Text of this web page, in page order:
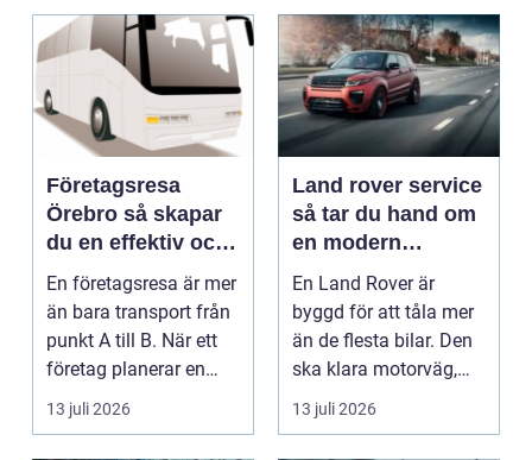
Företagsresa
Örebro så skapar
du en effektiv och
minnesvärd resa
En företagsresa är mer
än bara transport från
punkt A till B. När ett
företag planerar en
resa för m...
13 juli 2026
Land rover service
så tar du hand om
en modern
klassiker
En Land Rover är
byggd för att tåla mer
än de flesta bilar. Den
ska klara motorväg,
stadstrafik, gru...
13 juli 2026